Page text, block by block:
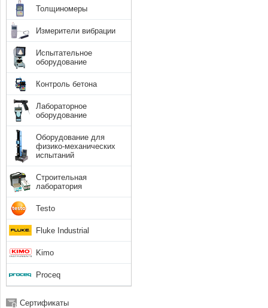
Толщиномеры
Измерители вибрации
Испытательное
оборудование
Контроль бетона
Лабораторное
оборудование
Оборудование для
физико-механических
испытаний
Строительная
лаборатория
Testo
Fluke Industrial
Kimo
Proceq
Сертификаты